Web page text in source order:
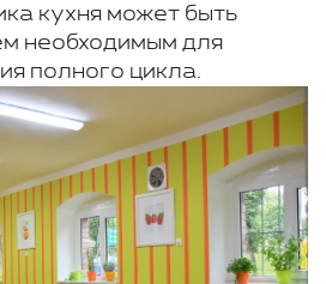
кухня может быть
необходимым для
полного цикла.